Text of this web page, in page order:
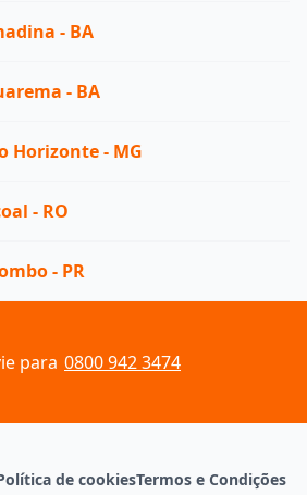
- BA
- BA
Horizonte - MG
- RO
- PR
para 0800 942 3474
de cookiesTermos e Condições